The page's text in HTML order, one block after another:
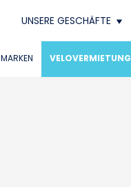
UNSERE GESCHÄFTE
Conthey
MARKEN VELOVERMIETUNG